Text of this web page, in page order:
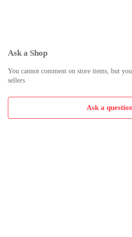
Ask a Shop
You cannot comment on store items, but
sellers
Ask a